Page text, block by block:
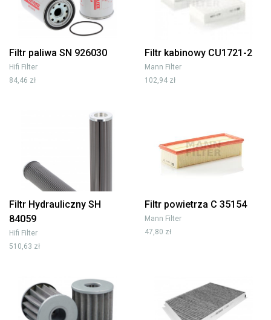
Filtr paliwa SN 926030
Hifi Filter
84,46 zł
Filtr kabinowy CU1721-2
Mann Filter
102,94 zł
Filtr Hydrauliczny SH
84059
Hifi Filter
510,63 zł
Filtr powietrza C 35154
Mann Filter
47,80 zł